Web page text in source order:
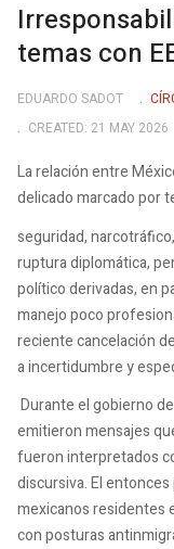
temas con
EDUARDO SADOT
CREATED: 21 MAY 2026
La relación entre
delicado marcado por
seguridad,
ruptura diplomática,
político derivadas, en
manejo poco
reciente cancelación
a incertidumbre y
Durante el gobierno
emitieron mensajes
fueron interpretados
discursiva. El
mexicanos residentes
con posturas